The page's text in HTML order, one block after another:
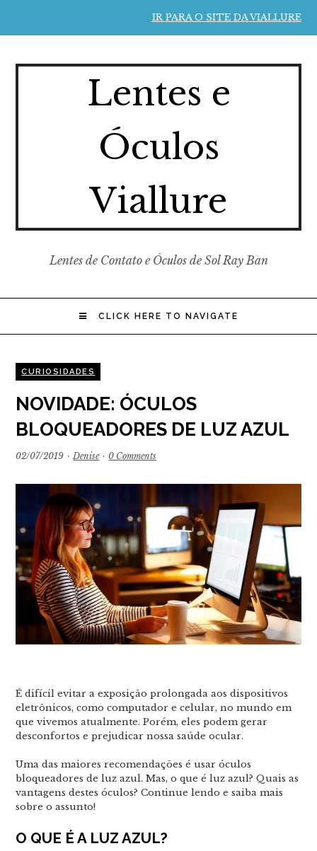
IR PARA O SITE DA VIALLURE
Lentes e
Óculos
Viallure
Lentes de Contato e Óculos de Sol Ray Ban
CLICK HERE TO NAVIGATE
CURIOSIDADES
NOVIDADE: ÓCULOS
BLOQUEADORES DE LUZ AZUL
02/07/2019 · Denise · 0 Comments
É difícil evitar a exposição prolongada aos dispositivos
eletrônicos, como computador e celular, no mundo em
que vivemos atualmente. Porém, eles podem gerar
desconfortos e prejudicar nossa saúde ocular.
Uma das maiores recomendações é usar óculos
bloqueadores de luz azul. Mas, o que é luz azul? Quais as
vantagens destes óculos? Continue lendo e saiba mais
sobre o assunto!
O QUE É A LUZ AZUL?